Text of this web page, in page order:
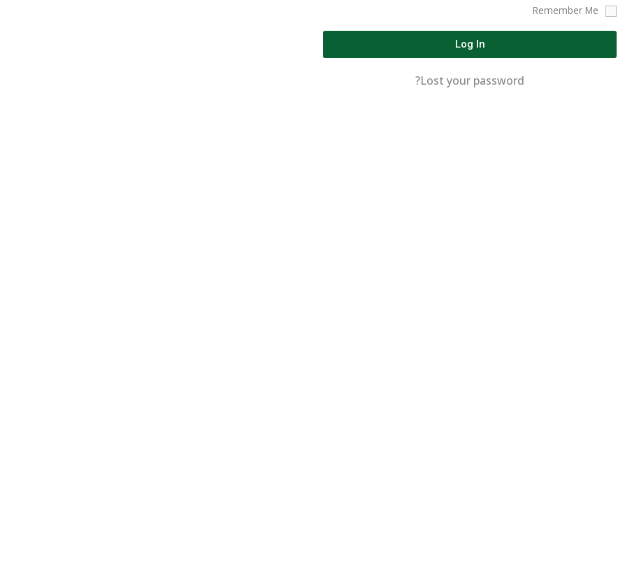
Remember Me
Log In
Lost your password?